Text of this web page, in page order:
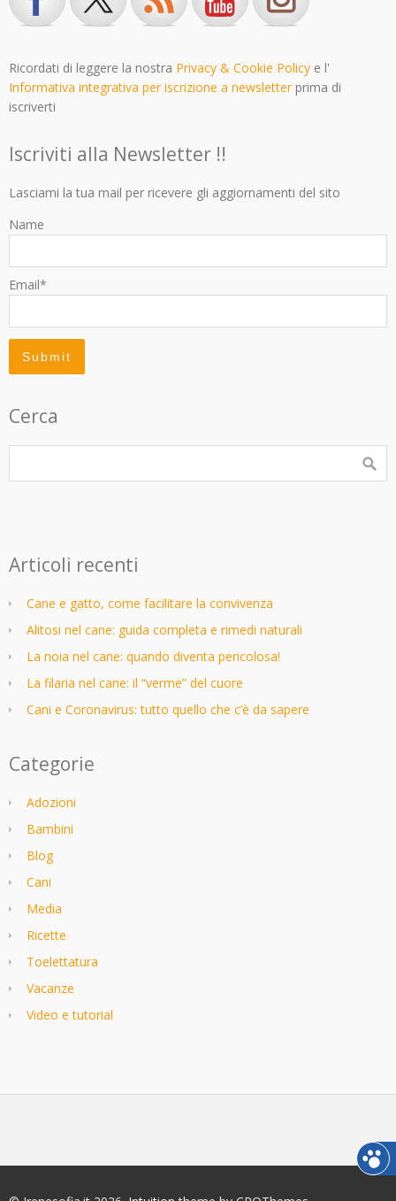
Ricordati di leggere la nostra Privacy & Cookie Policy e l'
Informativa integrativa per iscrizione a newsletterprima di
iscriverti
Iscriviti alla Newsletter !!
Lasciami la tua mail per ricevere gli aggiornamenti del sito
Name
Email*
Cerca
Articoli recenti
Cane e gatto, come facilitare la convivenza
Alitosi nel cane: guida completa e rimedi naturali
La noia nel cane: quando diventa pericolosa!
La filaria nel cane: il “verme” del cuore
Cani e Coronavirus: tutto quello che c’è da sapere
Categorie
Adozioni
Bambini
Blog
Cani
Media
Ricette
Toelettatura
Vacanze
Video e tutorial